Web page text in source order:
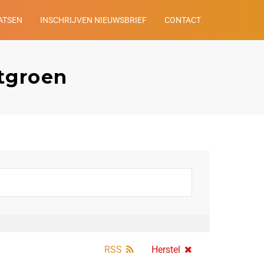
INSCHRIJVEN NIEUWSBRIEF CONTACT
Herstel
RSS